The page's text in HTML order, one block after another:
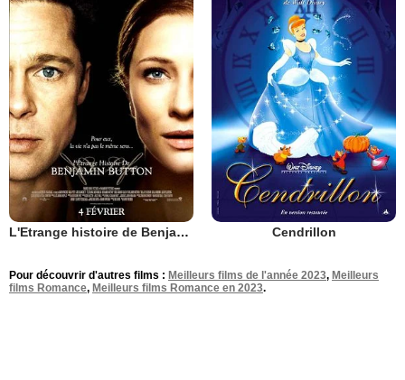
L'Etrange histoire de Benjamin Button Cendrillon
Pour découvrir d'autres films : Meilleurs films de l'année 2023, Meilleurs
films Romance, Meilleurs films Romance en 2023.